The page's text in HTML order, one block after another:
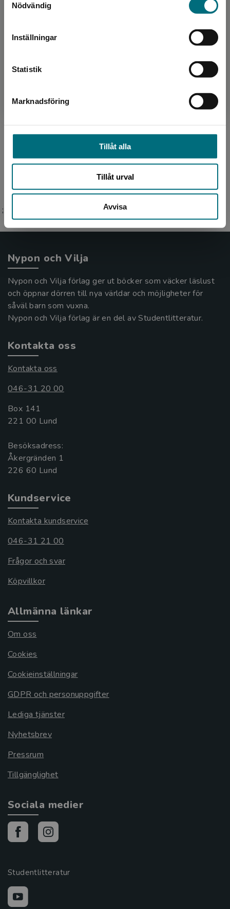
Nödvändig
Inställningar
Statistik
Marknadsföring
Tillåt alla
Tillåt urval
Avvisa
Sverige. För att kunna slutföra ett köp måste
Södermalm och i Gamla Stan. Nu bor hon med
sin familj söder om Stockholm. Hon har bland
annat arbetat so...
;
Nypon och Vilja
Nypon och Vilja förlag ger ut böcker som väcker läslust
och öppnar dörren till nya världar och möjligheter för
såväl barn som vuxna.
Nypon och Vilja förlag är en del av Studentlitteratur.
Kontakta oss
Kontakta oss
046-31 20 00
Box 141
221 00 Lund
Besöksadress:
Åkergränden 1
Kundservice
Kontakta kundservice
046-31 21 00
Frågor och svar
Köpvillkor
Allmänna länkar
Om oss
Cookies
Cookieinställningar
GDPR och personuppgifter
Lediga tjänster
Nyhetsbrev
Pressrum
Tillgänglighet
Sociala medier
Studentlitteratur